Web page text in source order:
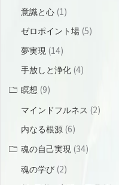
意識と心 (1)
ゼロポイント場 (5)
夢実現 (14)
手放しと浄化 (4)
瞑想 (9)
マインドフルネス (2)
内なる根源 (6)
魂の自己実現 (34)
魂の学び (2)